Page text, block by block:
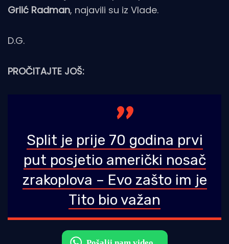
Grlić Radman, najavili su iz Vlade.
D.G.
PROČITAJTE JOŠ:
Split je prije 70 godina prvi
put posjetio američki nosač
zrakoplova – Evo zašto im je
Tito bio važan